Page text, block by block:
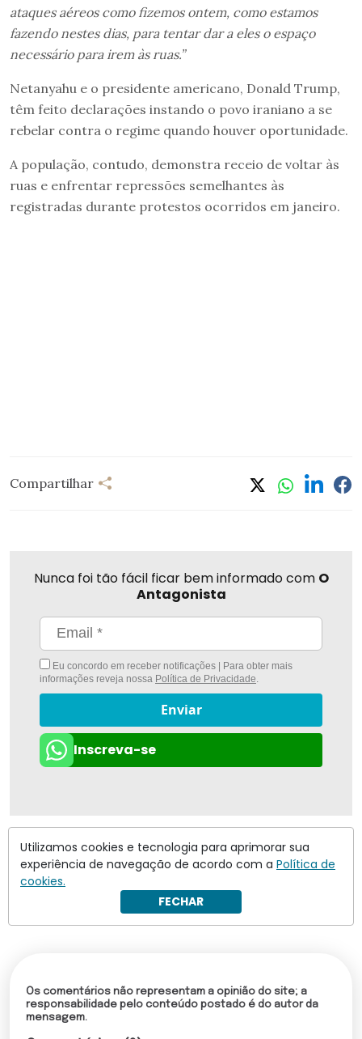
ataques aéreos como fizemos ontem, como estamos
fazendo nestes dias, para tentar dar a eles o espaço
necessário para irem às ruas.”
Netanyahu e o presidente americano, Donald Trump,
têm feito declarações instando o povo iraniano a se
rebelar contra o regime quando houver oportunidade.
A população, contudo, demonstra receio de voltar às
ruas e enfrentar repressões semelhantes às
registradas durante protestos ocorridos em janeiro.
Compartilhar
Nunca foi tão fácil ficar bem informado com O
Antagonista
Eu concordo em receber notificações | Para obter mais
informações reveja nossa Política de Privacidade.
Enviar
Inscreva-se
Os comentários não representam a opinião do site; a
responsabilidade pelo conteúdo postado é do autor da
mensagem.
Utilizamos cookies e tecnologia para aprimorar sua
experiência de navegação de acordo com a Política de
cookies.
FECHAR